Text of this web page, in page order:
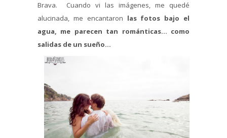
Brava. Cuando vi las imágenes, me quedé
alucinada, me encantaron las fotos bajo el
agua, me parecen tan románticas… como
salidas de un sueño…